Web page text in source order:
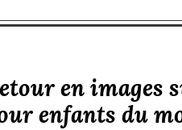
en images
enfants du